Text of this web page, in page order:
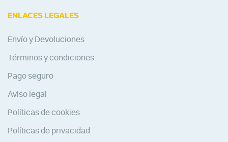
ENLACES LEGALES
Envío y Devoluciones
Términos y condiciones
Pago seguro
Aviso legal
Políticas de cookies
Políticas de privacidad